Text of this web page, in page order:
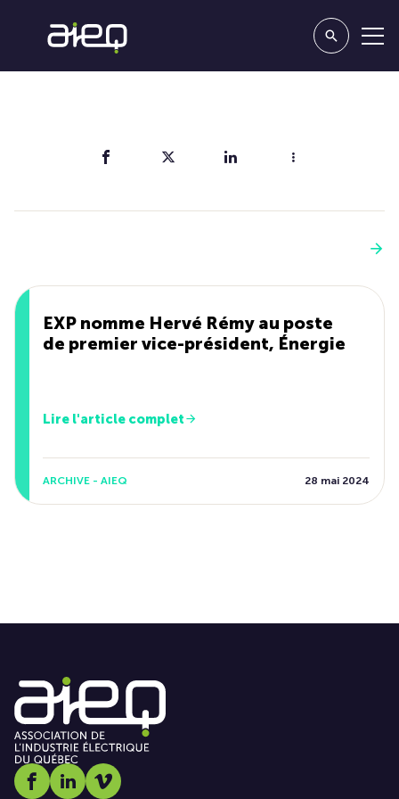
EXP nomme Hervé Rémy au poste
de premier vice-président, Énergie
Lire l'article complet
ARCHIVE - AIEQ 28 mai 2024
Social media link icon-facebook
Social media link icon-linkedin
Social media link icon-vimeo